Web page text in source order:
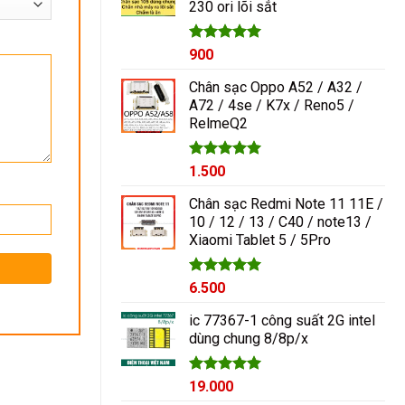
1.000₫.
230 ori lõi sắt
Được xếp
5 sao
900
Chân sạc Oppo A52 / A32 /
A72 / 4se / K7x / Reno5 /
RelmeQ2
Được xếp
5 sao
1.500
Chân sạc Redmi Note 11 11E /
10 / 12 / 13 / C40 / note13 /
Xiaomi Tablet 5 / 5Pro
Được xếp
5 sao
6.500
ic 77367-1 công suất 2G intel
dùng chung 8/8p/x
Được xếp
19.000